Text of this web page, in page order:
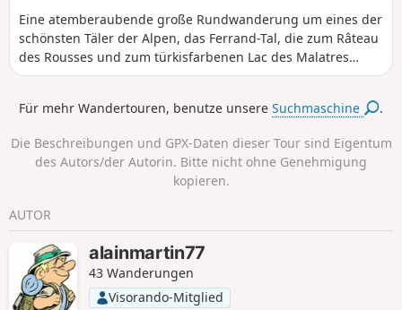
Eine atemberaubende große Rundwanderung um eines der
schönsten Täler der Alpen, das Ferrand-Tal, die zum Râteau
des Rousses und zum türkisfarbenen Lac des Malatres
führt. Die Route führt am Ferrand entlang bis zu den
Quirlies, steigt anschließend zum beeindruckenden Pic du
Schwierigkeit – und kehrt über herrliche Seen, Gletscher
und mit Schafsteinen übersäte Wiesen ins Tal zurück.
Einsamkeit und Staunen sind garantiert!
Für mehr Wandertouren, benutze unsereSuchmaschine .
Die Beschreibungen und GPX-Daten dieser Tour sind Eigentum
des Autors/der Autorin. Bitte nicht ohne Genehmigung
kopieren.
AUTOR
alainmartin77
43 Wanderungen
Visorando-Mitglied